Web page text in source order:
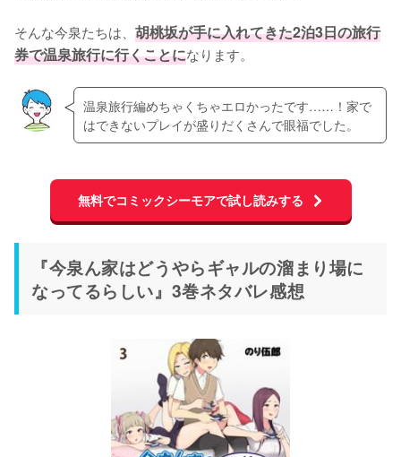
そんな今泉たちは、 胡桃坂が手に入れてきた2泊3日の旅行
券で温泉旅行に行くことになります。
温泉旅行編めちゃくちゃエロかったです……！家で
はできないプレイが盛りだくさんで眼福でした。
無料でコミックシーモアで試し読みする
『今泉ん家はどうやらギャルの溜まり場に
なってるらしい』3巻ネタバレ感想